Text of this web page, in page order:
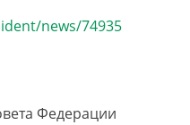
news/74935
Федерации